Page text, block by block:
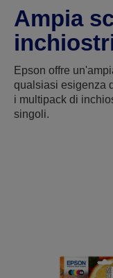
Ampia
Epson offre
qualsiasi esigenza
i multipack di
singoli.